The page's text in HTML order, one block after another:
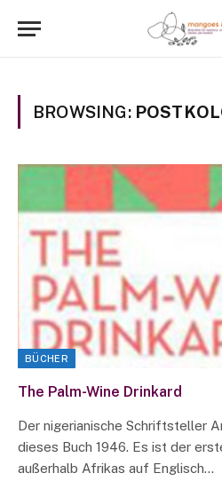
BROWSING:
BÜCHER
The Palm-Wine Drinkard
Der nigerianische Schriftsteller
dieses Buch 1946. Es ist der
außerhalb Afrikas auf Englisch…